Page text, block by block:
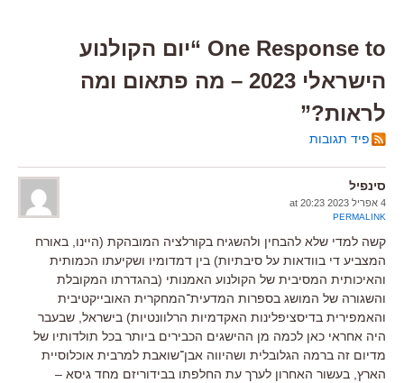
One Response to “יום הקולנוע
הישראלי 2023 – מה פתאום ומה
לראות?”
פיד תגובות
סינפיל
4 אפריל 2023 at 20:23
PERMALINK
קשה למדי שלא להבחין ולהשגיח בקורלציה המובהקת (היינו, באורח
המצביע די בוודאות על סיבתיות) בין דמדומיו ושקיעתו הכמותית
והאיכותית המסיבית של הקולנוע האמנותי (בהגדרתו המקובלת
והשגורה של המושג בספרות המדעית־המחקרית האובייקטיבית
והאמפירית בדיסציפלינות האקדמיות הרלוונטיות) בישראל, שבעבר
היה אחראי כאן לכמה מן ההישגים הכבירים ביותר בכל תולדותיו של
מדיום זה ברמה הגלובלית ושהיווה אבן־שואבת למרבית אוכלוסיית
הארץ, בעשור האחרון לערך עת החלפתו בבידוריזם מחד גיסא –